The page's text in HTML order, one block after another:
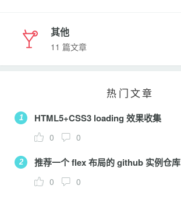
其他
11 篇文章
热门文章
1 HTML5+CSS3 loading 效果收集
0 0
2 推荐一个 flex 布局的 github 实例仓库
0 0